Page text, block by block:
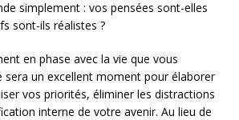
simplement : vos pensées sont-elles
sont-ils réalistes ?
en phase avec la vie que vous
sera un excellent moment pour élaborer
vos priorités, éliminer les distractions
interne de votre avenir. Au lieu de